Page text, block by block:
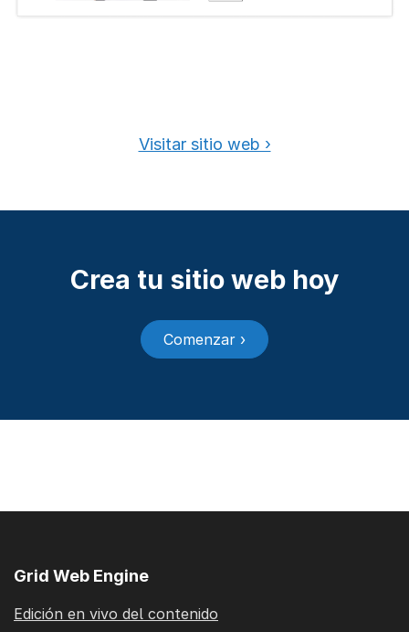
Visitar sitio web ›
Crea tu sitio web hoy
Comenzar ›
Grid Web Engine
Edición en vivo del contenido